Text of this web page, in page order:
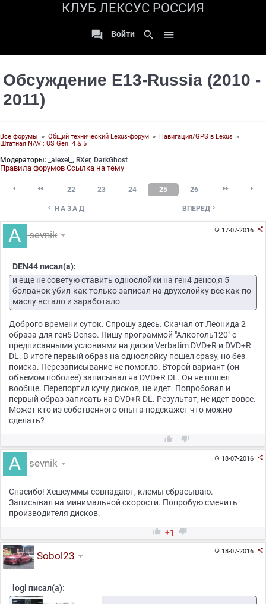
КЛУБ ЛЕКСУС РОССИЯ
 Войти search 
Обсуждение E13-Russia (2010 -
2011)
Все форумы » Общий технический Lexus-форум » Навигация/GPS в Lexus »
Штатная NAVI: US Gen. 4 & 5
Модераторы: _alexel_ , RXer, DarkGhost
Правила форумов Ссылка на тему
  22 23 24 25 26  
 НАЗАД ВПЕРЕД 
17-07-2016 
sevnik
DEN44 писал(а):
и еще не советую ставить однослойки на ген4 денсо,я 5
болванок убил-как только записал на двухслойку все как по
маслу встало и заработало
Доброго времени суток. Спрошу здесь. Скачал от Леонида 2
образа для ген5 Denso. Пишу программой "Алкоголь120" с
предписанными условиями на диски Verbatim DVD+R и DVD+R
DL. В итоге первый образ на однослойку пошел сразу, но без
поиска. Перезаписывание не помогло. Второй вариант (он
объемом поболее) записывал на DVD+R DL. Он не пошел
вообще. Перепортил кучу дисков, не идет. Попробовал и
первый образ записать на DVD+R DL. Результат, не идет вовсе.
Может кто из собственного опыта подскажет что можно
сделать?
 
18-07-2016 
sevnik
Спасибо! Хешсуммы совпадают, клемы сбрасываю.
Записывал на минимальной скорости. Попробую сменить
производителя дисков.
 +1 
18-07-2016 
Sobol23
logi писал(а):